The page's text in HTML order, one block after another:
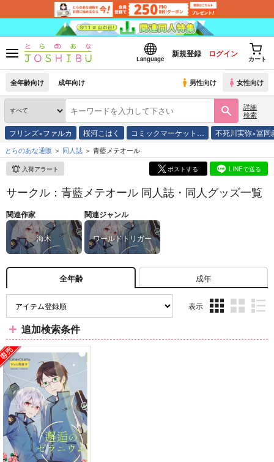
Language
新規登録 ログイン
カート
全年齢向け 成年向け 男性向け 女性向け
詳細
検索
フリンズ×ファルカ 桜河こはく コミックマーケット… 不死川実弥×冨岡
とらのあな通販 同人誌 青藍メテオール
入荷アラート ポストする LINEで送る
サークル：青藍メテオール 同人誌・同人グッズ一覧
関連作家
海木
関連ジャンル
ワールドトリガー
全年齢 成年
表示
ム
ム
ム
追加検索条件